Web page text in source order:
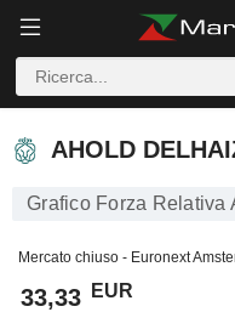
AHOLD DELHAIZE
AHOLD
Grafico Forza Relativa
Mercato chiuso - Euronext
33,33 EUR